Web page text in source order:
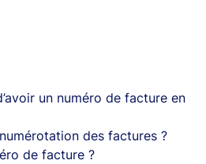
un numéro de facture en
des factures ?
de facture ?